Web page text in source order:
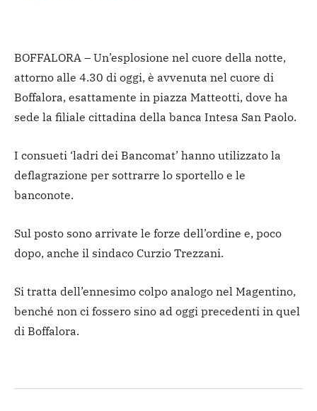
BOFFALORA – Un’esplosione nel cuore della notte,
attorno alle 4.30 di oggi, è avvenuta nel cuore di
Boffalora, esattamente in piazza Matteotti, dove ha
sede la filiale cittadina della banca Intesa San Paolo.
I consueti ‘ladri dei Bancomat’ hanno utilizzato la
deflagrazione per sottrarre lo sportello e le
banconote.
Sul posto sono arrivate le forze dell’ordine e, poco
dopo, anche il sindaco Curzio Trezzani.
Si tratta dell’ennesimo colpo analogo nel Magentino,
benché non ci fossero sino ad oggi precedenti in quel
di Boffalora.